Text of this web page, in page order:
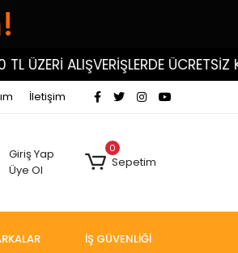
ALIŞVERİŞLERDE ÜCRETSİZ
İletişim
Giriş Yap
Üye Ol
0
Sepetim
İŞ GÜVENLİĞİ